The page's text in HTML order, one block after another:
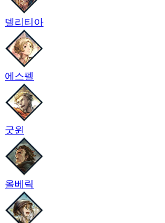
델리티아
에스펠
굿윈
올베릭